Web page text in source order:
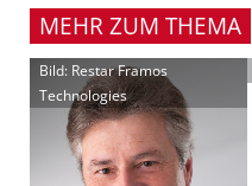
MEHR ZUM THEMA
Bild: Restar Framos
Technologies